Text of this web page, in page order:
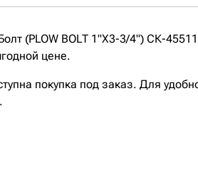
(PLOW BOLT 1"X3-3/4") СК-
цене.
покупка под заказ. Для